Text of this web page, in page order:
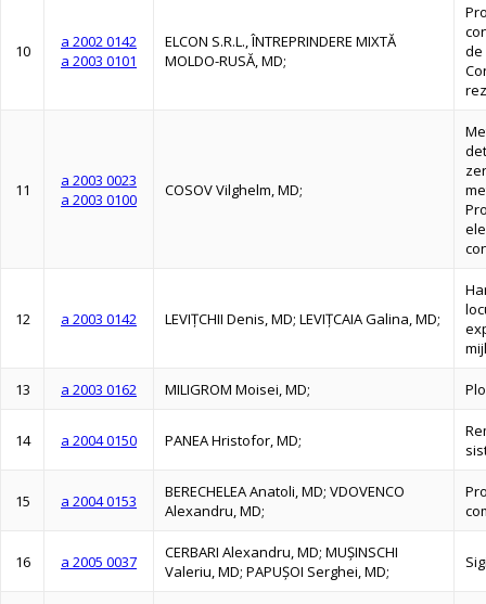
10
a 2002 0142
a 2003 0101
ELCON S.R.L., ÎNTREPRINDERE MIXTĂ
MOLDO-RUSĂ, MD;
de
11
a 2003 0023
a 2003 0100
COSOV Vilghelm, MD;
12 a 2003 0142 LEVIŢCHII Denis, MD; LEVIŢCAIA Galina, MD;
13 a 2003 0162 MILIGROM Moisei, MD;
14 a 2004 0150 PANEA Hristofor, MD;
15 a 2004 0153
BERECHELEA Anatoli, MD; VDOVENCO
Alexandru, MD;
16 a 2005 0037
CERBARI Alexandru, MD; MUŞINSCHI
Valeriu, MD; PAPUŞOI Serghei, MD;